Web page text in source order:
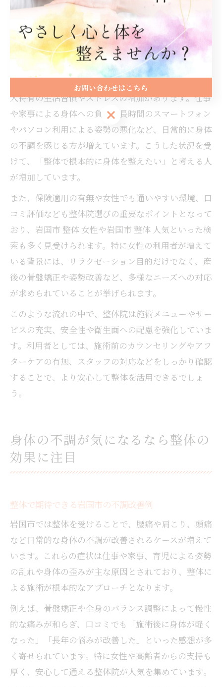
分のペースで利用することが、健康維持には欠かせま
せん。
岩国市で整体への関心が高まる背景
岩国市で整体への関心が高まっている背景には、現代
人特有の生活習慣やストレスの増加があります。仕事
や家事による身体への負担、長時間のスマートフォン
やパソコン利用による姿勢の悪化など、日常的に身体
の不調を感じる方が増えています。こうした状況を受
けて、「整体で根本的に身体を整えたい」と考える人
が増加しています。
また、保険適用の有無や女性でも通いやすい環境、口
コミ評価なども整体院選びの重要なポイントとなって
おり、岩国市 整体 女性や岩国市 整体 人気といった検
索も多く見受けられます。特に女性の利用者が増えて
いる背景には、リラクゼーション目的だけでなく、産
後の骨盤矯正や姿勢改善など、多様なニーズへの対応
が求められていることが挙げられます。
このような流れの中で、整体院は施術メニューやサー
ビスの充実、安全性や衛生面への配慮を強化していま
す。利用者としては、施術前のカウンセリングやアフ
ターケアの有無、スタッフの対応などをしっかり確認
することで、より安心して整体を活用できるでしょ
う。
身体の不調が気になるなら整体の
効果に注目
整体で期待できる岩国市の不調改善例
岩国市では整体を受けることで、腰痛や肩こり、頭痛
など日常的な身体の不調が改善されるケースが増えて
います。これらの症状は仕事や家事、育児による姿勢
の乱れや身体の歪みが主な原因とされており、整体に
よる施術が根本的なアプローチとなります。
例えば、骨盤矯正や全身のバランス調整によって慢性
的な痛みが和らぎ、口コミでも「施術後に身体が軽く
なった」「長年の悩みが改善した」といった感想が多
く寄せられています。特に女性や高齢者からの支持も
厚く、安心して通える整体院が人気を集めています。
お問い合わせはこちら
お問い合わせはこちら